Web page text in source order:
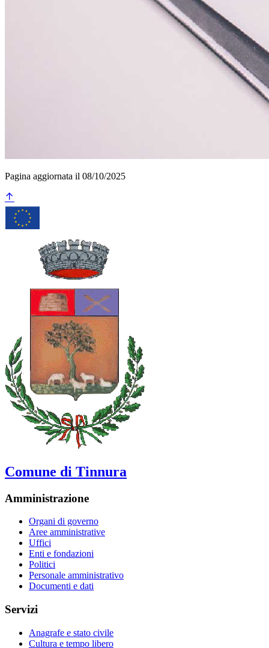
Pagina aggiornata il 08/10/2025
Comune di Tinnura
Amministrazione
Organi di governo
Aree amministrative
Uffici
Enti e fondazioni
Politici
Personale amministrativo
Documenti e dati
Servizi
Anagrafe e stato civile
Cultura e tempo libero